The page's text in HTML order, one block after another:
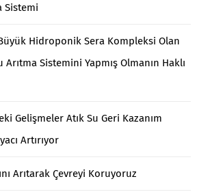
Sistemi
Hidroponik Sera Kompleksi Olan
Sistemini Yapmış Olmanın Haklı
Gelişmeler Atık Su Geri Kazanım
Artırıyor
Arıtarak Çevreyi Koruyoruz